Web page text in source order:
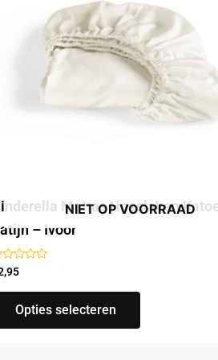
NIET OP VOORRAAD
Matras Hoeslaken
– Ivoor
Opties selecteren
Deze
optie
kan
gekozen
worden
op